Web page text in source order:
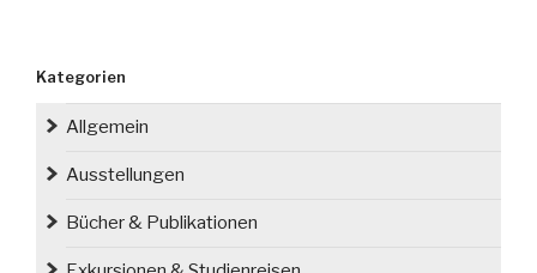
Industriegebiet“
Kategorien
Allgemein
Ausstellungen
Bücher & Publikationen